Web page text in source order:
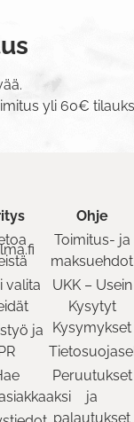
yli 60€
valita
ja
Ohje
Toimitus- ja
maksuehdot
UKK – Usein
Kysytyt
Kysymykset
Peruutukset
ja
palautukset